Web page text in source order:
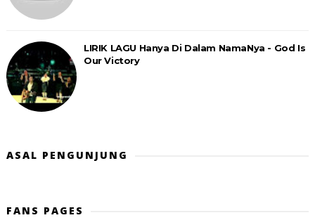
LIRIK LAGU Hanya Di Dalam NamaNya - God Is
Our Victory
ASAL PENGUNJUNG
FANS PAGES